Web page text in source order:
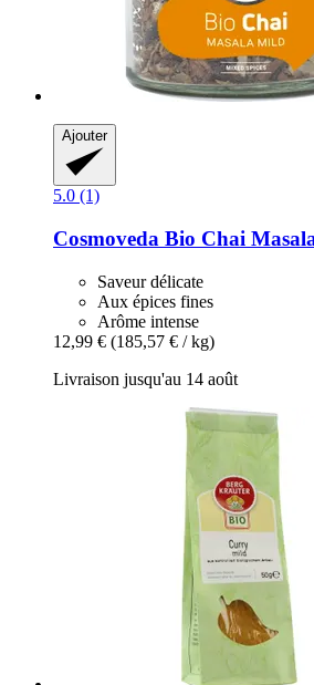
Ajouter
5.0 (1)
Cosmoveda Bio Chai
Saveur délicate
Aux épices fines
Arôme intense
12,99 € (185,57 € / kg)
Livraison jusqu'au 14 août